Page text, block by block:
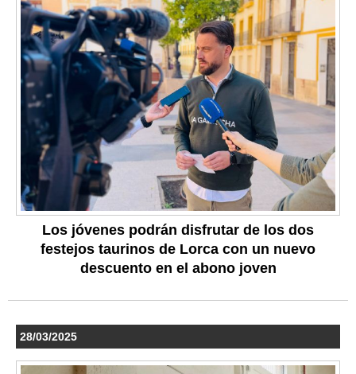
Los jóvenes podrán disfrutar de los dos
festejos taurinos de Lorca con un nuevo
descuento en el abono joven
28/03/2025